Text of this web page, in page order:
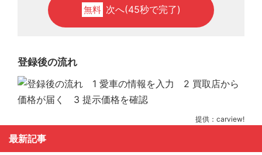
無料 次へ(45秒で完了)
登録後の流れ
提供：carview!
最新記事